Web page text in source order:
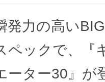
発力の高い
ペックで、『
ーター30』が